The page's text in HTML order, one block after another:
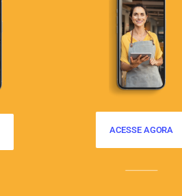
ACESSE AGORA